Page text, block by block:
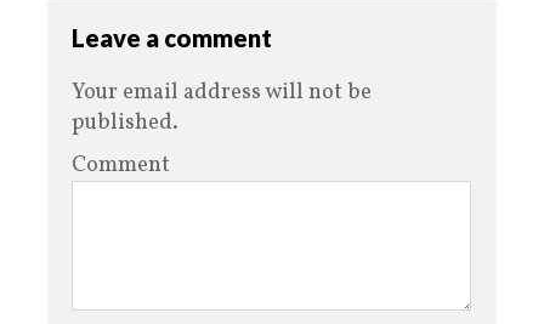
Leave a comment
Your email address will not be
published.
Comment